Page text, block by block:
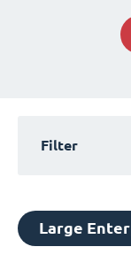
Filter
Large